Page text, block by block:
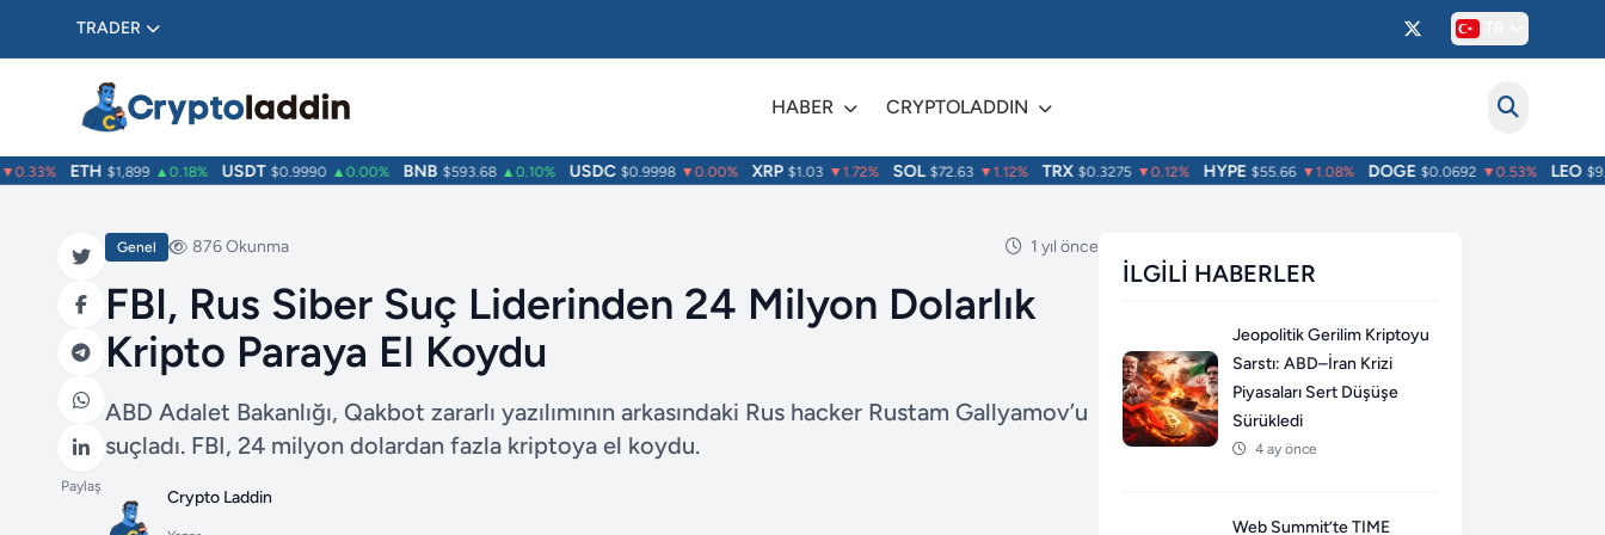
TRADER
HABER CRYPTOLADDIN
ETH $1,899 ▲0.18% USDT $0.9990 ▲0.00% BNB $593.68 ▲0.10% USDC $0.9998 ▼0.00% XRP $1.03 ▼1.72% SOL $72.63 ▼1.12% TRX $0.3275 ▼0.12% HYPE $55.66 ▼1.08% DOGE $0.0692 ▼0.53% LEO $9.75
Paylaş
Genel 876 Okunma 1 yıl önce
FBI, Rus Siber Suç Liderinden 24 Milyon Dolarlık
Kripto Paraya El Koydu
ABD Adalet Bakanlığı, Qakbot zararlı yazılımının arkasındaki Rus hacker Rustam Gallyamov’u
suçladı. FBI, 24 milyon dolardan fazla kriptoya el koydu.
Crypto Laddin
İLGILI HABERLER
Jeopolitik Gerilim Kriptoyu
Sarstı: ABD–İran Krizi
Piyasaları Sert Düşüşe
Sürükledi
4 ay önce
Web Summit’te TIME